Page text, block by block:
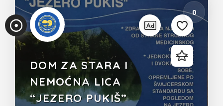
un
os
0
DOM ZA STARA I
NEMOĆNA LICA
“JEZERO PUKIŠ”